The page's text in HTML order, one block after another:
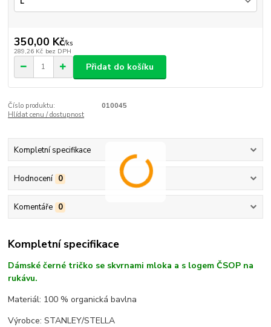
350,00 Kč/ks
289,26 Kč bez DPH
Přidat do košíku
Číslo produktu:
010045
Hlídat cenu / dostupnost
Kompletní specifikace
Hodnocení 0
Komentáře 0
Kompletní specifikace
Dámské černé tričko se skvrnami mloka a s logem ČSOP na
rukávu.
Materiál: 100 % organická bavlna
Výrobce: STANLEY/STELLA